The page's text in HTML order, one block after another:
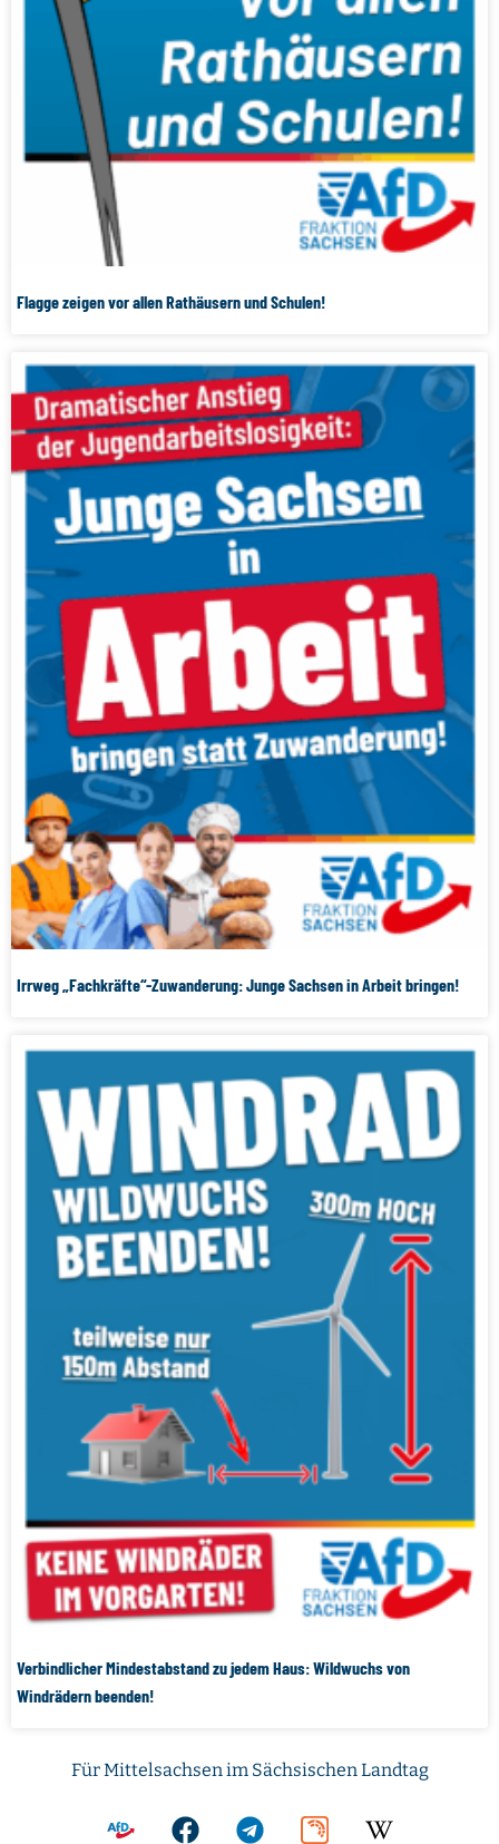
Flagge zeigen vor allen Rathäusern und Schulen!
Irrweg „Fachkräfte“-Zuwanderung: Junge Sachsen in Arbeit bringen!
Verbindlicher Mindestabstand zu jedem Haus: Wildwuchs von
Windrädern beenden!
Für Mittelsachsen im Sächsischen Landtag